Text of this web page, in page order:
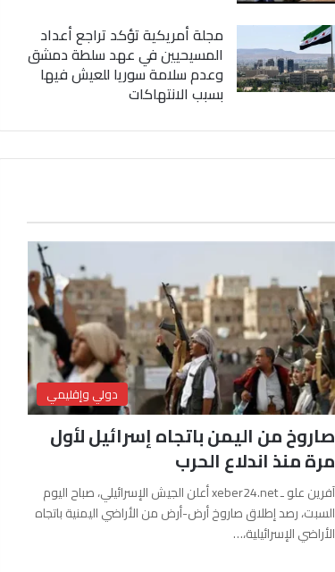
مجلة أمريكية تؤكد تراجع أعداد
المسيحيين في عهد سلطة دمشق
وعدم سلامة سوريا للعيش فيها
بسبب الانتهاكات
دولي وإقليمي
صاروخ من اليمن باتجاه إسرائيل لأول
مرة منذ اندلاع الحرب
آفرين علو ـ xeber24.net أعلن الجيش الإسرائيلي، صباح اليوم
السبت، رصد إطلاق صاروخ أرض-أرض من الأراضي اليمنية باتجاه
الأراضي الإسرائيلية،…